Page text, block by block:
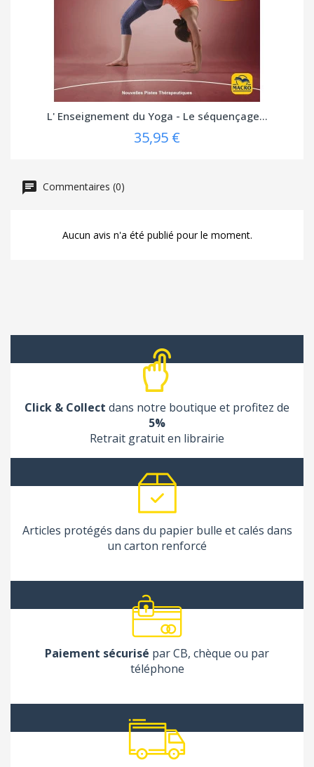
L' Enseignement du Yoga - Le séquençage...
35,95 €
Commentaires (0)
Aucun avis n'a été publié pour le moment.
Click & Collect dans notre boutique et profitez de
5%
Retrait gratuit en librairie
Articles protégés dans du papier bulle et calés dans
un carton renforcé
Paiement sécurisé par CB, chèque ou par
téléphone